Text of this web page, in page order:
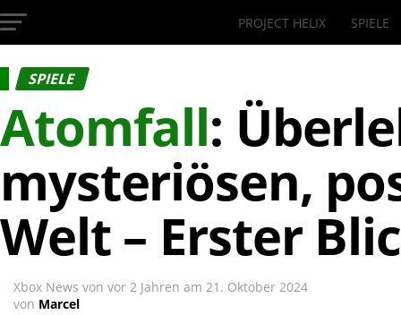
InsideXbox.de
PROJECT HELIX SPIELE
SPIELE
Atomfall:
mysteriösen,
Welt – Erster
Xbox News von vor 2 Jahren am 21. Oktober 2024
von Marcel